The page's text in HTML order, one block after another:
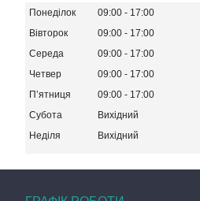
Понеділок 09:00
17:00
Вівторок
09:00
17:00
Середа
09:00
17:00
Четвер
09:00
17:00
Пʼятниця
09:00
17:00
Субота
Вихідний
Неділя
Вихідний